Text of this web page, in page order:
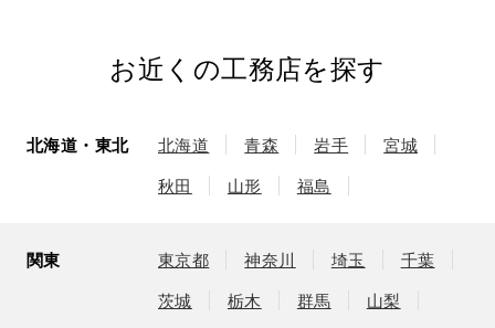
お近くの工務店を探す
北海道・東北 北海道 青森 岩手 宮城
秋田 山形 福島
関東 東京都 神奈川 埼玉 千葉
茨城 栃木 群馬 山梨